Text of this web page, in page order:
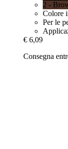
2 -
Colore
Per le
€ 6,09
Consegna